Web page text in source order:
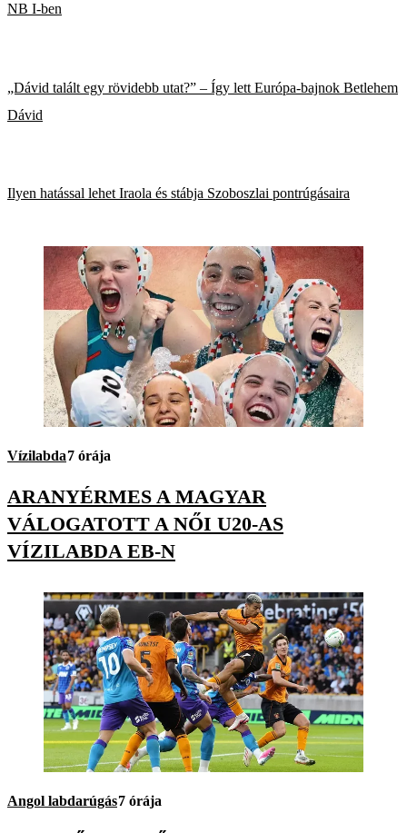
NB I-ben
„Dávid talált egy rövidebb utat?” – Így lett Európa-bajnok Betlehem
Dávid
Ilyen hatással lehet Iraola és stábja Szoboszlai pontrúgásaira
Vízilabda7 órája
ARANYÉRMES A MAGYAR
VÁLOGATOTT A NŐI U20-AS
VÍZILABDA EB-N
Angol labdarúgás7 órája